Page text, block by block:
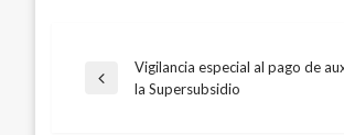
Navegación
Entrada
Vigilancia especial al pago de
la Supersubsidio